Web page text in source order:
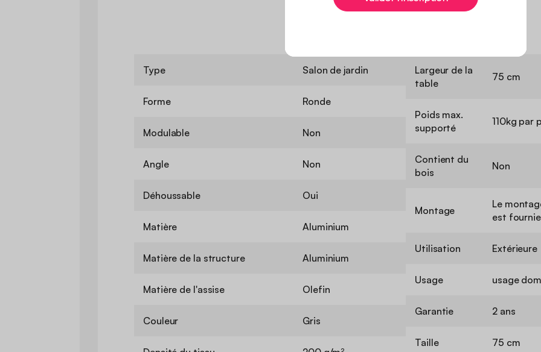
Type Salon de jardin
Forme Ronde
Modulable Non
Angle Non
Déhoussable Oui
Matière Aluminium
Matière de la structure Aluminium
Matière de l'assise Olefin
Couleur Gris
Largeur de la
table
75 cm
Poids max.
supporté
110kg par
Contient du
bois
Non
Montage
Le
est fournie
Utilisation Extérieure
Usage usage
Garantie 2 ans
Taille 75 cm